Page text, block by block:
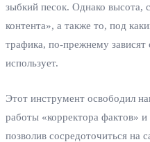
зыбкий песок. Однако высота,
контента», а также то, под
трафика, по‑прежнему зависят
использует.
Этот инструмент освободил
работы «корректора фактов»
позволив сосредоточиться на